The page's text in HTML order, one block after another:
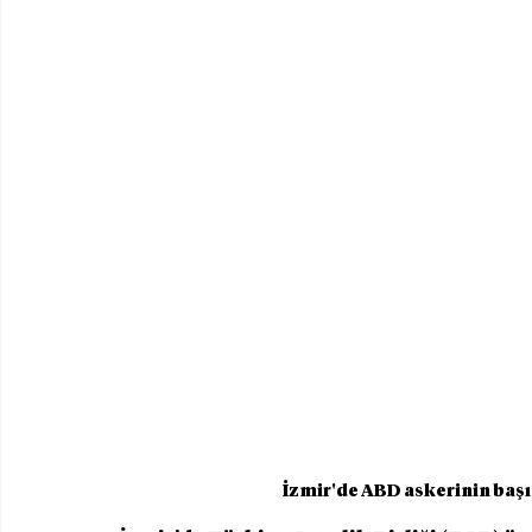
İzmir'de ABD askerinin